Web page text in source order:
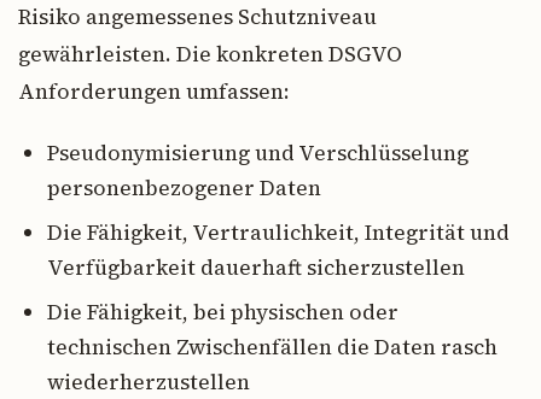
Risiko angemessenes Schutzniveau
gewährleisten. Die konkreten DSGVO
Anforderungen umfassen:
Pseudonymisierung und Verschlüsselung
personenbezogener Daten
Die Fähigkeit, Vertraulichkeit, Integrität und
Verfügbarkeit dauerhaft sicherzustellen
Die Fähigkeit, bei physischen oder
technischen Zwischenfällen die Daten rasch
wiederherzustellen